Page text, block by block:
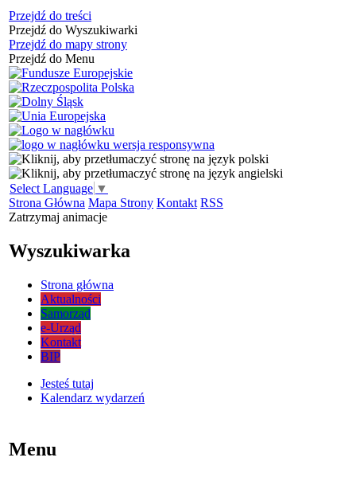
Przejdź do treści
Przejdź do Wyszukiwarki
Przejdź do mapy strony
Przejdź do Menu
Select Language ▼
Strona Główna Mapa Strony Kontakt RSS
Zatrzymaj animacje
Wyszukiwarka
Strona główna
Aktualności
Samorząd
e-Urząd
Kontakt
BIP
Jesteś tutaj
Kalendarz wydarzeń
Menu